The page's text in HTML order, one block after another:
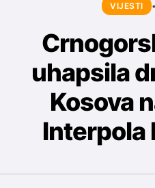
VIJESTI •
uhapsila
Kosova
Interpola